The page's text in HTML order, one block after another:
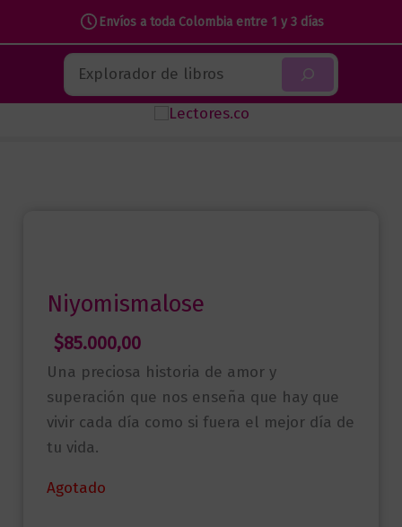
Envíos a toda Colombia entre 1 y 3 días
contenido
Buscar
Niyomismalose
$85.000,00
Una preciosa historia de amor y
superación que nos enseña que hay que
vivir cada día como si fuera el mejor día de
tu vida.
Agotado